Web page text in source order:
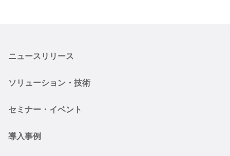
ニュースリリース
ソリューション・技術
セミナー・イベント
導入事例